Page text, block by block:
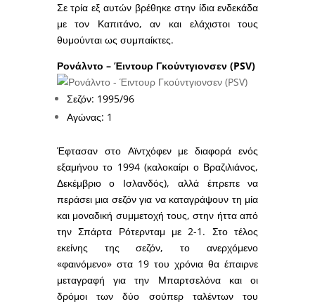
Σε τρία εξ αυτών βρέθηκε στην ίδια ενδεκάδα
με τον Καπιτάνο, αν και ελάχιστοι τους
θυμούνται ως συμπαίκτες.
Ρονάλντο – Έιντουρ Γκούντγιονσεν (PSV)
Σεζόν: 1995/96
Αγώνας: 1
Έφτασαν στο Αϊντχόφεν με διαφορά ενός
εξαμήνου το 1994 (καλοκαίρι ο Βραζιλιάνος,
Δεκέμβριο ο Ισλανδός), αλλά έπρεπε να
περάσει μια σεζόν για να καταγράψουν τη μία
και μοναδική συμμετοχή τους, στην ήττα από
την Σπάρτα Ρότερνταμ με 2-1. Στο τέλος
εκείνης της σεζόν, το ανερχόμενο
«φαινόμενο» στα 19 του χρόνια θα έπαιρνε
μεταγραφή για την Μπαρτσελόνα και οι
δρόμοι των δύο σούπερ ταλέντων του